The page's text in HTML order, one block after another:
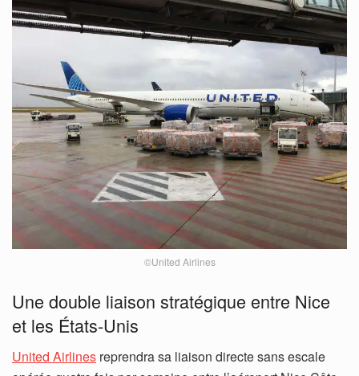
©United Airlines
Une double liaison stratégique entre Nice
et les États-Unis
United Airlines reprendra sa liaison directe sans escale